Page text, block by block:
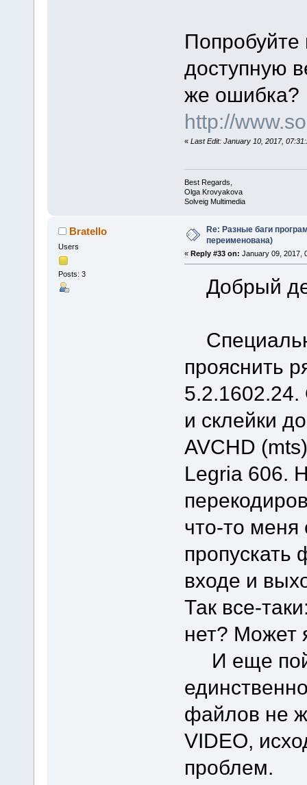
доступную
же ошибка?
http://
« Last Edit: January 10, 2017,
Best Regards,
Olga Krovyakova
Solveig Multimedia
Bratello
Users
Posts: 3
Re: Разные баги
переименована)
« Reply #33 on: January 09, 2017,
Добрый
прояснить
5.2.1602.24.
и склейки
AVCHD
Legria 606.
что-то
пропускать
входе и
Так все-
нет? Может
И еще
файлов не
VIDEO,
проблем.